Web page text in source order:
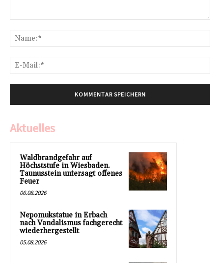
Aktuelles
Waldbrandgefahr auf
Höchststufe in Wiesbaden.
Taunusstein untersagt offenes
Feuer
06.08.2026
Nepomukstatue in Erbach
nach Vandalismus fachgerecht
wiederhergestellt
05.08.2026